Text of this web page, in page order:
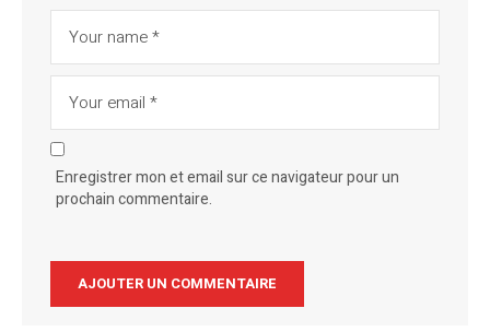
Enregistrer mon et email sur ce navigateur pour un
prochain commentaire.